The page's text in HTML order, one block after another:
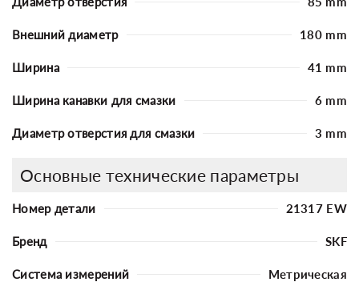
Внешний диаметр 180 mm
Ширина 41 mm
Ширина канавки для смазки 6 mm
Диаметр отверстия для смазки 3 mm
Основные технические параметры
Номер детали 21317 EW
Бренд SKF
Система измерений Метрическая